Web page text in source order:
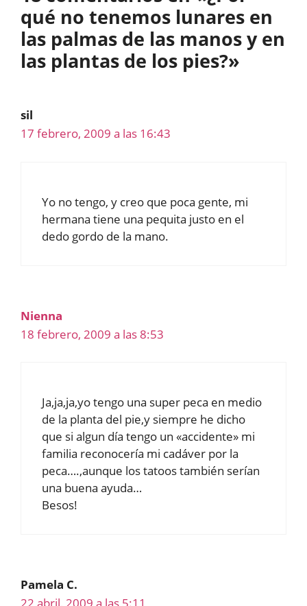
qué no tenemos lunares en
las palmas de las manos y en
las plantas de los pies?»
sil
17 febrero, 2009 a las 16:43
Yo no tengo, y creo que poca gente, mi
hermana tiene una pequita justo en el
dedo gordo de la mano.
Nienna
18 febrero, 2009 a las 8:53
Ja,ja,ja,yo tengo una super peca en medio
de la planta del pie,y siempre he dicho
que si algun día tengo un «accidente» mi
familia reconocería mi cadáver por la
peca….,aunque los tatoos también serían
una buena ayuda…
Besos!
Pamela C.